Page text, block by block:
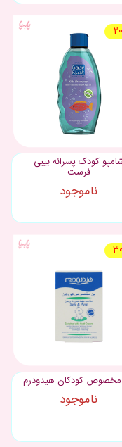
کودک پسرانه بیبی
فرست
ناموجود
کودکان هیدودرم
ناموجود